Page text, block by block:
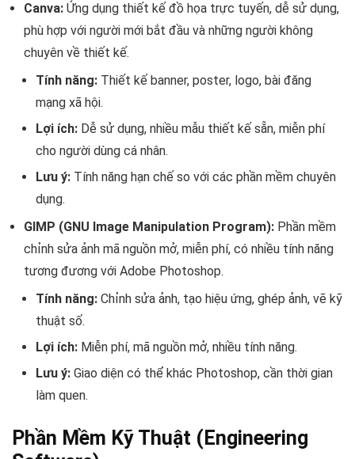
Canva: Ứng dụng thiết kế đồ họa trực tuyến, dễ sử dụng,
phù hợp với người mới bắt đầu và những người không
chuyên về thiết kế.
Tính năng: Thiết kế banner, poster, logo, bài đăng
mạng xã hội.
Lợi ích: Dễ sử dụng, nhiều mẫu thiết kế sẵn, miễn phí
cho người dùng cá nhân.
Lưu ý: Tính năng hạn chế so với các phần mềm chuyên
dụng.
GIMP (GNU Image Manipulation Program): Phần mềm
chỉnh sửa ảnh mã nguồn mở, miễn phí, có nhiều tính năng
tương đương với Adobe Photoshop.
Tính năng: Chỉnh sửa ảnh, tạo hiệu ứng, ghép ảnh, vẽ kỹ
thuật số.
Lợi ích: Miễn phí, mã nguồn mở, nhiều tính năng.
Lưu ý: Giao diện có thể khác Photoshop, cần thời gian
làm quen.
Phần Mềm Kỹ Thuật (Engineering